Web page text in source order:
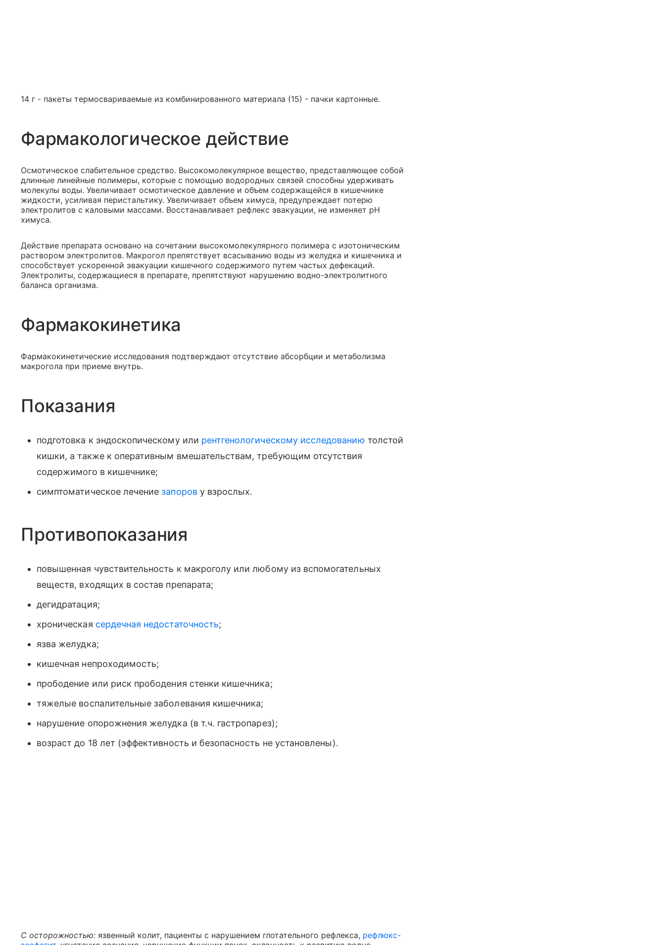
14 г - пакеты термосвариваемые из комбинированного материала (15) - пачки картонные.
Фармакологическое действие
Осмотическое слабительное средство. Высокомолекулярное вещество, представляющее собой
длинные линейные полимеры, которые с помощью водородных связей способны удерживать
молекулы воды. Увеличивает осмотическое давление и объем содержащейся в кишечнике
жидкости, усиливая перистальтику. Увеличивает объем химуса, предупреждает потерю
электролитов с каловыми массами. Восстанавливает рефлекс эвакуации, не изменяет pH
химуса.
Действие препарата основано на сочетании высокомолекулярного полимера с изотоническим
раствором электролитов. Макрогол препятствует всасыванию воды из желудка и кишечника и
способствует ускоренной эвакуации кишечного содержимого путем частых дефекаций.
Электролиты, содержащиеся в препарате, препятствуют нарушению водно-электролитного
баланса организма.
Фармакокинетика
Фармакокинетические исследования подтверждают отсутствие абсорбции и метаболизма
макрогола при приеме внутрь.
Показания
подготовка к эндоскопическому или рентгенологическому исследованию толстой
кишки, а также к оперативным вмешательствам, требующим отсутствия
содержимого в кишечнике;
симптоматическое лечение запорову взрослых.
Противопоказания
повышенная чувствительность к макроголу или любому из вспомогательных
веществ, входящих в состав препарата;
дегидратация;
хроническая сердечная недостаточность;
язва желудка;
кишечная непроходимость;
прободение или риск прободения стенки кишечника;
тяжелые воспалительные заболевания кишечника;
нарушение опорожнения желудка (в т.ч. гастропарез);
возраст до 18 лет (эффективность и безопасность не установлены).
С осторожностью: язвенный колит, пациенты с нарушением глотательного рефлекса, рефлюкс-